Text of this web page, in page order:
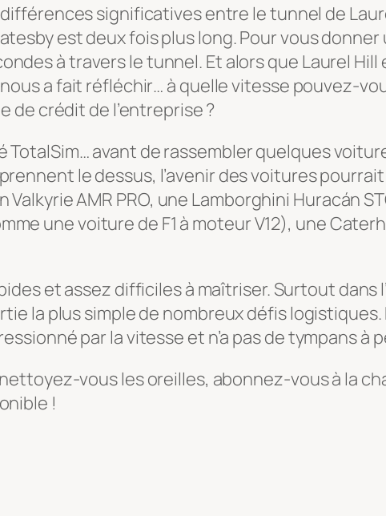
significatives entre le tunnel de
est deux fois plus long. Pour vous
à travers le tunnel. Et alors que Laurel
a fait réfléchir… à quelle vitesse pouvez-
de crédit de l’entreprise ?
TotalSim… avant de rassembler quelques
le dessus, l’avenir des voitures
AMR PRO, une Lamborghini Huracán
une voiture de F1 à moteur V12), une
et assez difficiles à maîtriser. Surtout
la plus simple de nombreux défis
par la vitesse et n’a pas de tympans à
vous les oreilles, abonnez-vous à la
!